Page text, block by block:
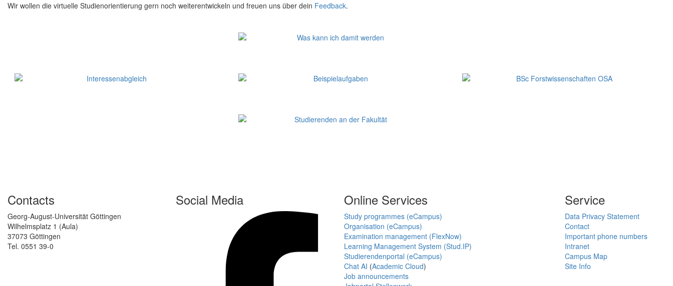
Wir wollen die virtuelle Studienorientierung gern noch weiterentwickeln und freuen uns über dein Feedback.
Contacts
Georg-August-Universität Göttingen
Wilhelmsplatz 1 (Aula)
37073 Göttingen
Tel. 0551 39-0
Social Media Online Services
Study programmes (eCampus)
Organisation (eCampus)
Examination management (FlexNow)
Learning Management System (Stud.IP)
Studierendenportal (eCampus)
Chat AI (Academic Cloud)
Job announcements
Service
Data Privacy Statement
Contact
Important phone numbers
Intranet
Campus Map
Site Info